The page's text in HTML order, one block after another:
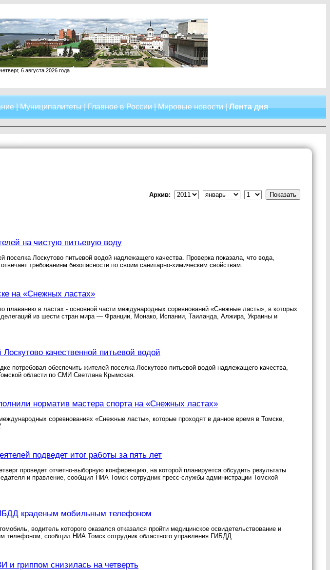
6 августа 2026 года
|Муниципалитеты|Главное в России|Мировые новости|Лента дня
Архив:
на чистую питьевую воду
поселка Лоскутово питьевой водой надлежащего качества. Проверка показала, что вода,
требованиям безопасности по своим санитарно-химическим свойствам.
на «Снежных ластах»
плаванию в ластах - основной части международных соревнований «Снежные ласты», в которых
из шести стран мира — Франции, Монако, Испании, Таиланда, Алжира, Украины и
качественной питьевой водой
потребовал обеспечить жителей поселка Лоскутово питьевой водой надлежащего качества,
области по СМИ Светлана Крымская.
норматив мастера спорта на «Снежных ластах»
соревнованиях «Снежные ласты», которые проходят в данное время в Томске,
подведет итог работы за пять лет
проведет отчетно-выборную конференцию, на которой планируется обсудить результаты
и правление, сообщил НИА Томск сотрудник пресс-службы администрации Томской
краденым мобильным телефоном
водитель которого оказался отказался пройти медицинское освидетельствование и
телефоном, сообщил НИА Томск сотрудник областного управления ГИБДД.
и гриппом снизилась на четверть